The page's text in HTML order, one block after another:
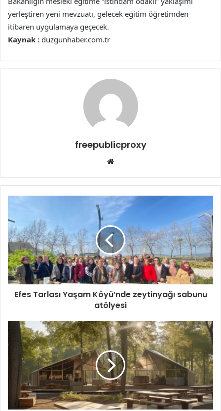
yerleştiren yeni mevzuatı, gelecek eğitim öğretimden
itibaren uygulamaya geçecek.
Kaynak : duzgunhaber.com.tr
freepublicproxy
Web
Efes Tarlası Yaşam Köyü’nde zeytinyağı sabunu
atölyesi